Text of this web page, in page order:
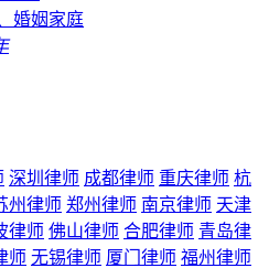
婚姻家庭
深圳律师 成都律师 重庆律师 杭
州律师 郑州律师 南京律师 天津
律师 佛山律师 合肥律师 青岛律
师 无锡律师 厦门律师 福州律师